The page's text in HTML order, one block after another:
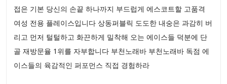
접은 기본 당신의 손끝 하나까지 부드럽게 에스코트할 고품격
여성 전용 플레이스입니다 상동퍼블릭 도도한 내숭은 과감히 버
리고 먼저 털털하고 화끈하게 밀착해 오는 에이스들 덕분에 단
골 재방문율 1위를 자부합니다 부천노래바 부천노래바 독점 에
이스들의 육감적인 퍼포먼스 직접 경험하라